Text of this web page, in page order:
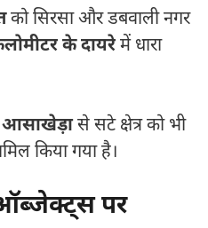
को सिरसा और डबवाली नगर
के दायरेमें धारा
आसाखेड़ासे सटे क्षेत्र को भी
किया गया है।
पर